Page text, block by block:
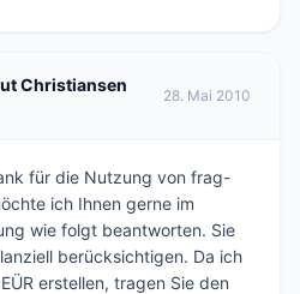
Christiansen
28. Mai 2010
für die Nutzung von frag-
ich Ihnen gerne im
wie folgt beantworten. Sie
berücksichtigen. Da ich
erstellen, tragen Sie den